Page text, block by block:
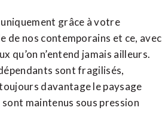
grâce à votre
de nos contemporains et ce, avec
qu’on n’entend jamais ailleurs.
sont fragilisés,
davantage le paysage
maintenus sous pression